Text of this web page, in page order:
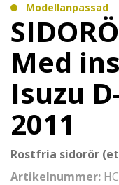
Modellanpassad
Med
Isuzu
2011
Rostfria sidorör
Artikelnummer: